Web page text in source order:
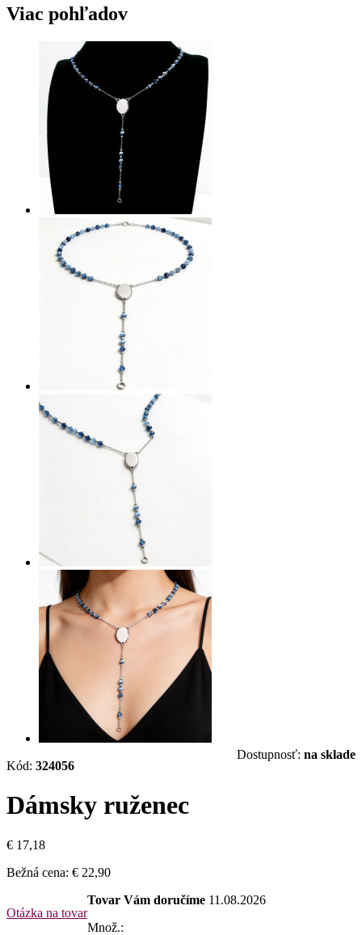
Viac pohľadov
Kód: 324056
Dostupnosť: na sklade
Dámsky ruženec
€ 17,18
Bežná cena: € 22,90
Otázka na tovar
Tovar Vám doručíme 11.08.2026
Množ.: